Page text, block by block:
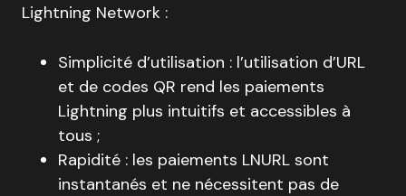
Lightning Network :
Simplicité d’utilisation : l’utilisation d’URL
et de codes QR rend les paiements
Lightning plus intuitifs et accessibles à
tous ;
Rapidité : les paiements LNURL sont
instantanés et ne nécessitent pas de